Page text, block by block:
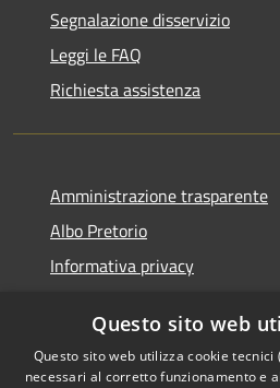
Segnalazione disservizio
Leggi le FAQ
Richiesta assistenza
Amministrazione trasparente
Albo Pretorio
Informativa privacy
Dichiarazione di accessibilità
Questo sito web
Questo sito web utilizza cookie
necessari al corretto funzionamento e